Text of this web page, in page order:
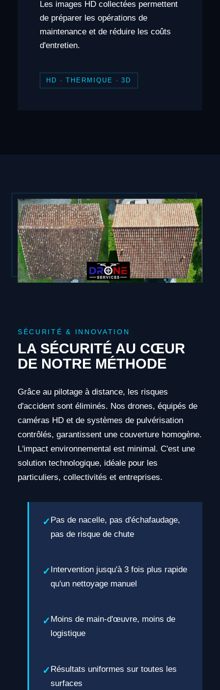
Les images HD collectées permettent
de préparer les opérations de
maintenance et de réduire les coûts
d'entretien.
HD · THERMIQUE · 3D
SÉCURITÉ & INNOVATION
LA SÉCURITÉ AU CŒUR
DE NOTRE MÉTHODE
Grâce au pilotage à distance, les risques
d'accident sont éliminés. Nos drones, équipés de
caméras HD et de systèmes de pulvérisation
contrôlés, garantissent une couverture homogène.
L'impact environnemental est minimal. C'est une
solution technologique, idéale pour les
particuliers, collectivités et entreprises.
Pas de nacelle, pas d'échafaudage,
pas de risque de chute
Intervention jusqu'à 3 fois plus rapide
qu'un nettoyage manuel
Moins de main-d'œuvre, moins de
logistique
Résultats uniformes sur toutes les
surfaces